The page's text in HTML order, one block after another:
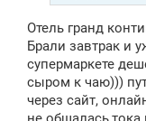
Отель гранд
Брали завтрак и
супермаркете
сыром к чаю)))
через сайт,